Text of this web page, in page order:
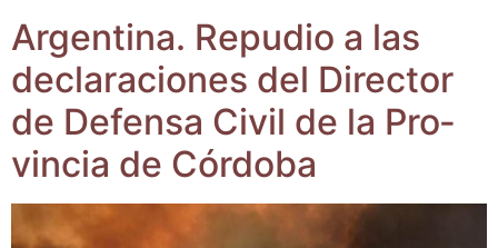
Argen­ti­na. Repu­dio a las
decla­ra­cio­nes del Direc­tor
de Defen­sa Civil de la Pro­
vin­cia de Córdoba